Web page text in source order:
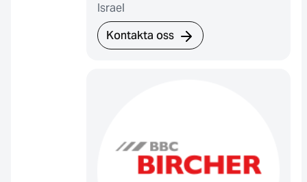
Israel
Kontakta oss